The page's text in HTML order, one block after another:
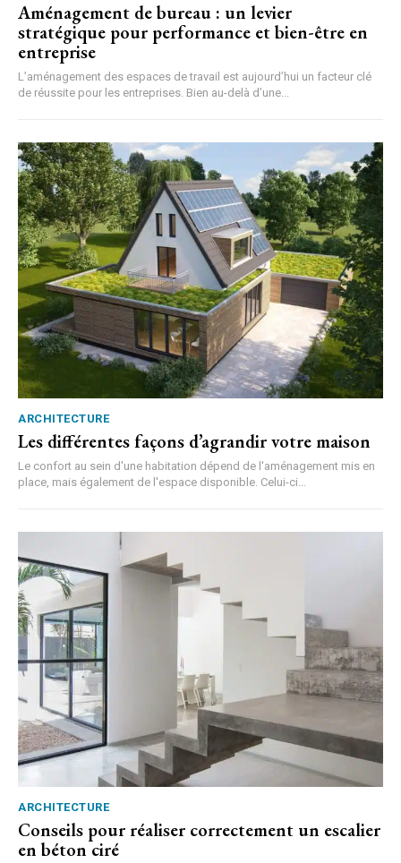
Aménagement de bureau : un levier
stratégique pour performance et bien-être en
entreprise
L’aménagement des espaces de travail est aujourd’hui un facteur clé
de réussite pour les entreprises. Bien au-delà d’une...
ARCHITECTURE
Les différentes façons d’agrandir votre maison
Le confort au sein d'une habitation dépend de l'aménagement mis en
place, mais également de l'espace disponible. Celui-ci...
ARCHITECTURE
Conseils pour réaliser correctement un escalier
en béton ciré